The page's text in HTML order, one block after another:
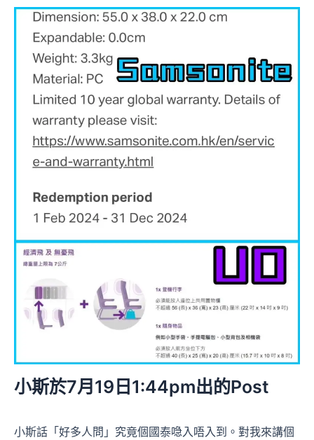
小斯於7月19日1:44pm出的Post
小斯話「好多人問」究竟個國泰喼入唔入到。對我來講個